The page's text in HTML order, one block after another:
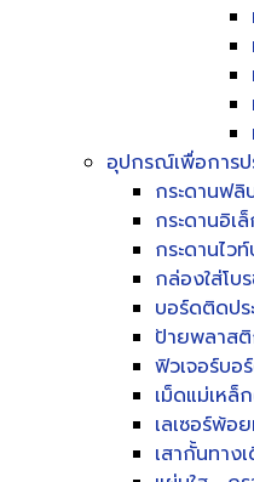
อุปกรณ์เพื่อการป
กระดานฟลิ
กระดานอิเ
กระดานไว
กล่องใส่โบ
บอร์ดติดปร
ป้ายพลาส
ฟิวเจอร์บอ
เม็ดแม่เห
เลเซอร์พ้อ
เสากั้นทาง